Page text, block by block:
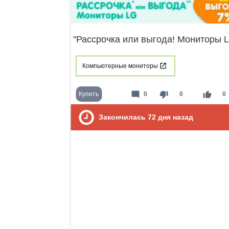
"Рассрочка или выгода! Мониторы
Компьютерные мониторы
Купить thumb_down 0 thumb_up 0
mode_comment 0
Закончилась 72 дня назад